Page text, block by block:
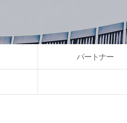
パートナー